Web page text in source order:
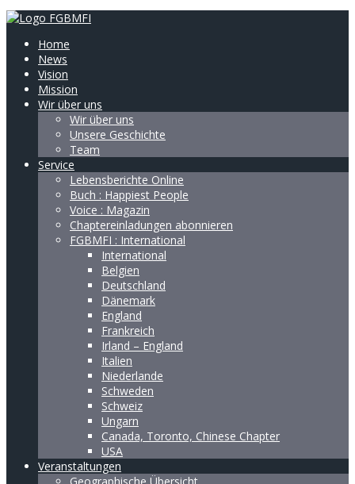
Home
News
Vision
Mission
Wir über uns
Wir über uns
Unsere Geschichte
Team
Service
Lebensberichte Online
Buch : Happiest People
Voice : Magazin
Chaptereinladungen abonnieren
FGBMFI : International
International
Belgien
Deutschland
Dänemark
England
Frankreich
Irland – England
Italien
Niederlande
Schweden
Schweiz
Ungarn
Canada, Toronto, Chinese Chapter
USA
Veranstaltungen